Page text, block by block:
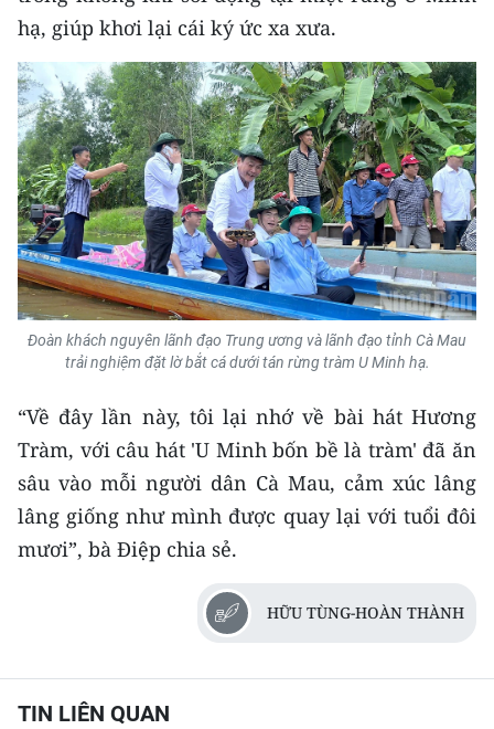
hạ, giúp khơi lại cái ký ức xa xưa.
Đoàn khách nguyên lãnh đạo Trung ương và lãnh đạo tỉnh Cà Mau
trải nghiệm đặt lờ bắt cá dưới tán rừng tràm U Minh hạ.
“Về đây lần này, tôi lại nhớ về bài hát Hương
Tràm, với câu hát 'U Minh bốn bề là tràm' đã ăn
sâu vào mỗi người dân Cà Mau, cảm xúc lâng
lâng giống như mình được quay lại với tuổi đôi
mươi”, bà Điệp chia sẻ.
HỮU TÙNG-HOÀN THÀNH
TIN LIÊN QUAN